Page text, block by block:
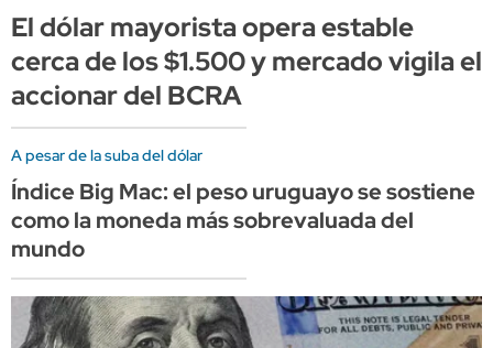
El dólar mayorista opera estable
cerca de los $1.500 y mercado vigila el
accionar del BCRA
A pesar de la suba del dólar
Índice Big Mac: el peso uruguayo se sostiene
como la moneda más sobrevaluada del
mundo